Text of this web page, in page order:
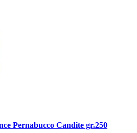
Pernabucco Candite gr.250